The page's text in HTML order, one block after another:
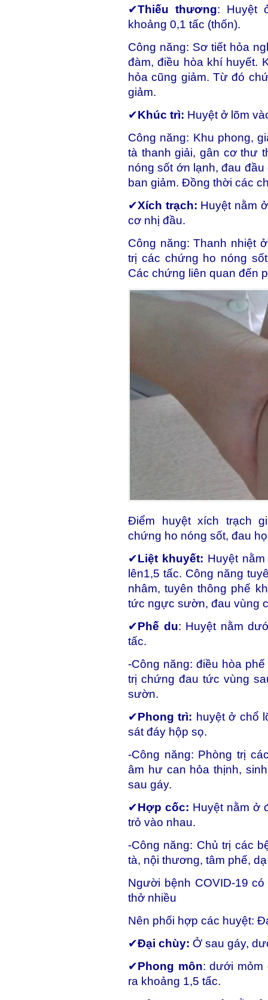
✔Thiếu thương: Huyệt
khoảng 0,1 tấc (thốn).
Công năng: Sơ tiết hỏa
đàm, điều hòa khí huyết.
hỏa cũng giảm. Từ đó
giảm.
✔Khúc trì: Huyệt ở lõm
Công năng: Khu phong,
tà thanh giải, gân cơ thư
nóng sốt ớn lạnh, đau
ban giảm. Đồng thời các
✔Xích trạch: Huyệt nằm
cơ nhị đầu.
Công năng: Thanh nhiệt
trị các chứng ho nóng
Các chứng liên quan đến
Điểm huyệt xích trạch
chứng ho nóng sốt, đau
✔Liệt khuyết: Huyệt
lên1,5 tấc. Công năng
nhâm, tuyên thông phế
tức ngực sườn, đau vùng
✔Phế du: Huyệt nằm
tấc.
-Công năng: điều hòa
trị chứng đau tức vùng
sườn.
✔Phong trì: huyệt ở chổ
sát đáy hộp sọ.
-Công năng: Phòng trị
âm hư can hỏa thịnh,
sau gáy.
✔Hợp cốc: Huyệt nằm ở
trỏ vào nhau.
-Công năng: Chủ trị các
tà, nội thương, tâm phế,
Người bệnh COVID-19
thở nhiều
Nên phối hợp các huyệt:
✔Đại chùy: Ở sau gáy,
✔Phong môn: dưới mỏm
ra khoảng 1,5 tấc.